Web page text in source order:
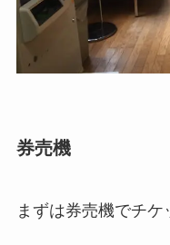
券売機
まずは券売機でチケ